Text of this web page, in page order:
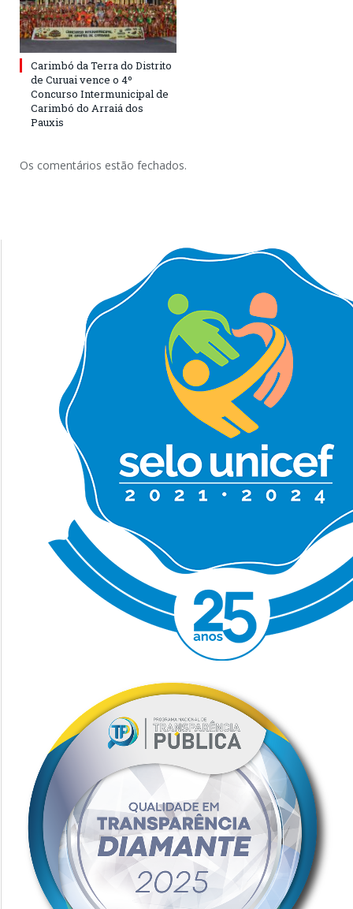
Carimbó da Terra do Distrito
de Curuai vence o 4º
Concurso Intermunicipal de
Carimbó do Arraiá dos
Pauxis
Os comentários estão fechados.